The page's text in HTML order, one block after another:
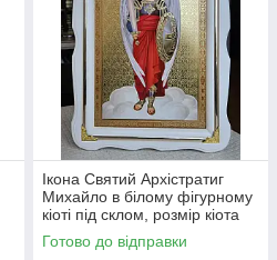
Ікона Святий Архістратиг
Михайло в білому фігурному
кіоті під склом, розмір кіота
37*27, сюжет 20*30.
Готово до відправки